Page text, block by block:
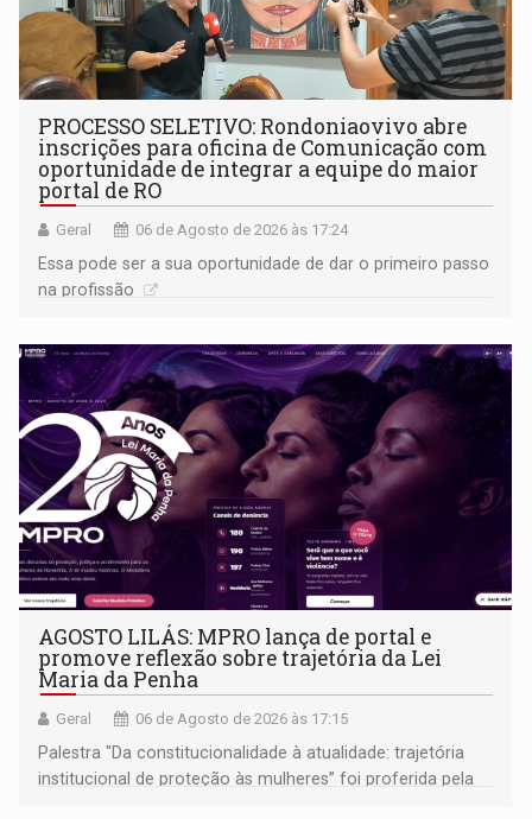
PROCESSO SELETIVO: Rondoniaovivo abre
inscrições para oficina de Comunicação com
oportunidade de integrar a equipe do maior
portal de RO
Geral 06 de Agosto de 2026 às 17:24
Essa pode ser a sua oportunidade de dar o primeiro passo
na profissão
AGOSTO LILÁS: MPRO lança de portal e
promove reflexão sobre trajetória da Lei
Maria da Penha
Geral 06 de Agosto de 2026 às 17:15
Palestra "Da constitucionalidade à atualidade: trajetória
institucional de proteção às mulheres” foi proferida pela